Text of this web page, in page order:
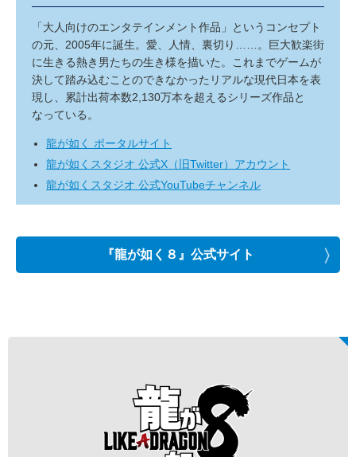
「大人向けのエンタテインメント作品」というコンセプト
の元、2005年に誕生。愛、人情、裏切り……。巨大歓楽街
に生きる熱き男たちの生き様を描いた。これまでゲームが
決して踏み込むことのできなかったリアルな現代日本を表
現し、累計出荷本数2,130万本を超えるシリーズ作品と
なっている。
龍が如く ポータルサイト
龍が如くスタジオ 公式X（旧Twitter）アカウント
龍が如くスタジオ 公式YouTubeチャンネル
『龍が如く８』公式サイト